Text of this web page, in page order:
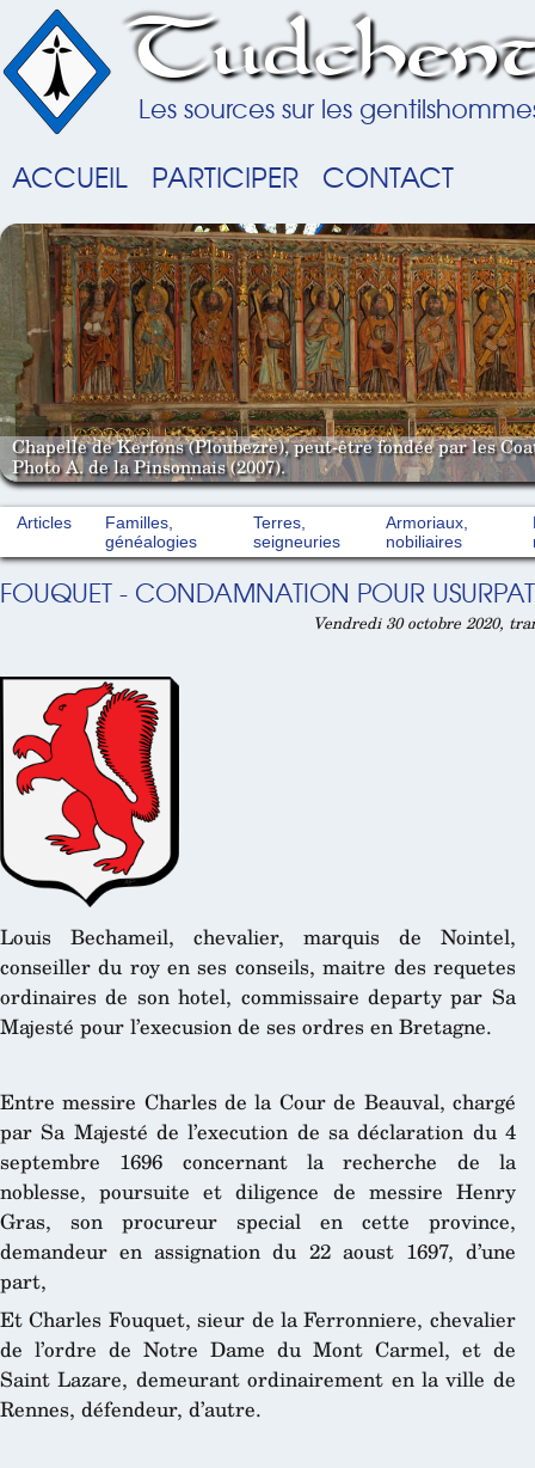
Les sources sur les
ACCUEIL PARTICIPER CONTACT
Chapelle de Kerfons (Ploubezre), peut-être fondée par les
Photo A. de la Pinsonnais (2007).
Articles
Familles,
généalogies
Terres,
seigneuries
Armoriaux,
nobiliaires
FOUQUET - CONDAMNATION POUR
Vendredi 30 octobre 2020,
Louis Bechameil, chevalier, marquis de Nointel,
conseiller du roy en ses conseils, maitre des requetes
ordinaires de son hotel, commissaire departy par Sa
Majesté pour l’execusion de ses ordres en Bretagne.
Entre messire Charles de la Cour de Beauval, chargé
par Sa Majesté de l’execution de sa déclaration du 4
septembre 1696 concernant la recherche de la
noblesse, poursuite et diligence de messire Henry
Gras, son procureur special en cette province,
demandeur en assignation du 22 aoust 1697, d’une
part,
Et Charles Fouquet, sieur de la Ferronniere, chevalier
de l’ordre de Notre Dame du Mont Carmel, et de
Saint Lazare, demeurant ordinairement en la ville de
Rennes, défendeur, d’autre.